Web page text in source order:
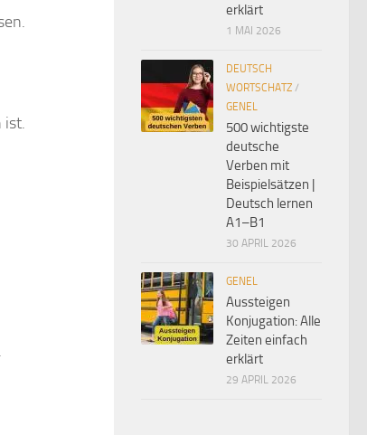
ist.
erklärt
1 MAI 2026
DEUTSCH
WORTSCHATZ /
GENEL
500 wichtigste
deutsche
Verben mit
Beispielsätzen |
Deutsch lernen
A1–B1
30 APRIL 2026
GENEL
Aussteigen
Konjugation: Alle
Zeiten einfach
erklärt
29 APRIL 2026